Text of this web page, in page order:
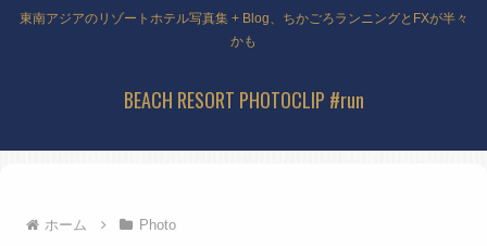
東南アジアのリゾートホテル写真集 + Blog、ちかごろランニングとFXが半々
かも
BEACH RESORT PHOTOCLIP #run
ホーム Photo